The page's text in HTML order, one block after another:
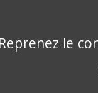
Reprenez le